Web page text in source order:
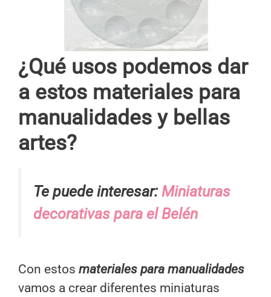
¿Qué usos podemos dar
a estos materiales para
manualidades y bellas
artes?
Te puede interesar: Miniaturas
decorativas para el Belén
Con estos materiales para manualidades
vamos a crear diferentes miniaturas